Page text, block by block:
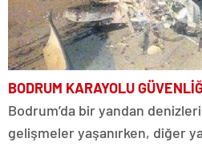
BODRUM KARAYOLU
Bodrum’da bir yandan
gelişmeler yaşanırken, diğer